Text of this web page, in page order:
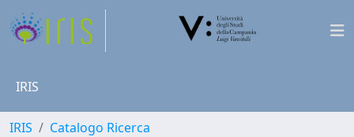
IRIS
IRIS
Catalogo Ricerca